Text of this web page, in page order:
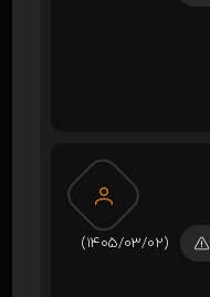
(1405/03/02)